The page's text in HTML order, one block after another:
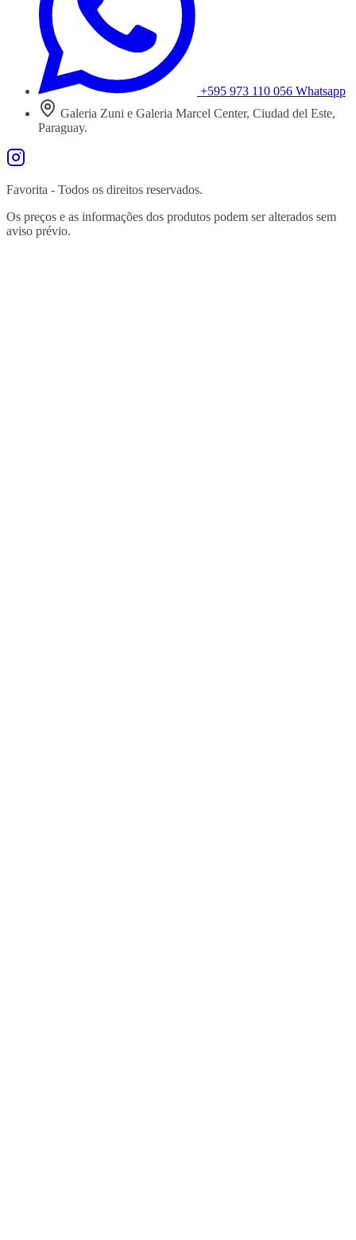
+595 973 110 056 Whatsapp
Galeria Zuni e Galeria Marcel Center, Ciudad del Este,
Paraguay.
Favorita - Todos os direitos reservados.
Os preços e as informações dos produtos podem ser alterados sem
aviso prévio.